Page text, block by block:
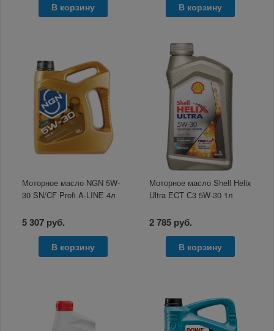
В корзину В корзину
Моторное масло NGN 5W-
30 SN/CF Profi A-LINE 4л
5 307 руб.
В корзину
Моторное масло Shell Helix
Ultra ECT С3 5W-30 1л
2 785 руб.
В корзину